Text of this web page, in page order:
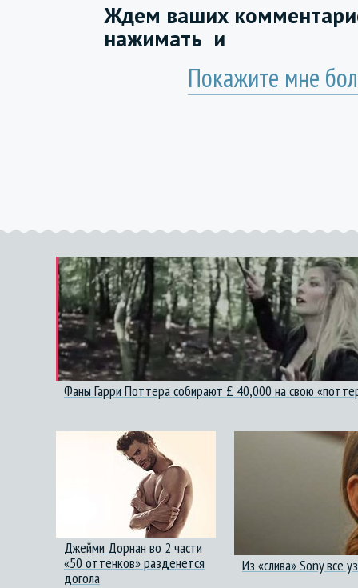
Ждем ваших
нажимать и
Покажите мне
Фаны Гарри Поттера собирают £ 40,000 на свою
Джейми Дорнан во 2 части
«50 оттенков» разденется
догола
Из «слива» Sony все